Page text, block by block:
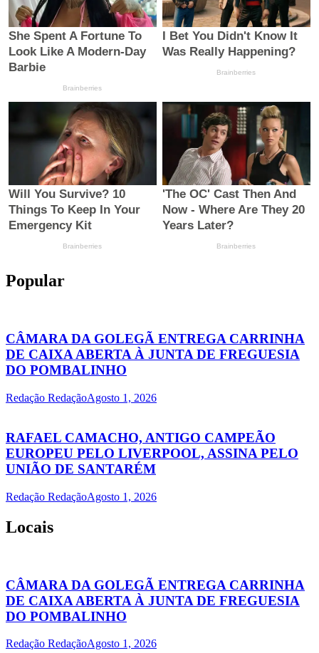
Popular
CÂMARA DA GOLEGÃ ENTREGA CARRINHA
DE CAIXA ABERTA À JUNTA DE FREGUESIA
DO POMBALINHO
Redação RedaçãoAgosto 1, 2026
RAFAEL CAMACHO, ANTIGO CAMPEÃO
EUROPEU PELO LIVERPOOL, ASSINA PELO
UNIÃO DE SANTARÉM
Redação RedaçãoAgosto 1, 2026
Locais
CÂMARA DA GOLEGÃ ENTREGA CARRINHA
DE CAIXA ABERTA À JUNTA DE FREGUESIA
DO POMBALINHO
Redação RedaçãoAgosto 1, 2026